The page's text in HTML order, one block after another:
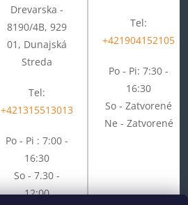
Drevarska -
8190/4B, 929
01, Dunajská
Streda
Tel:
+421315513013
Po - Pi : 7:00 -
16:30
So - 7.30 -
12:00
Tel:
+421904152105
Po - Pi: 7:30 -
16:30
So - Zatvorené
Ne - Zatvorené